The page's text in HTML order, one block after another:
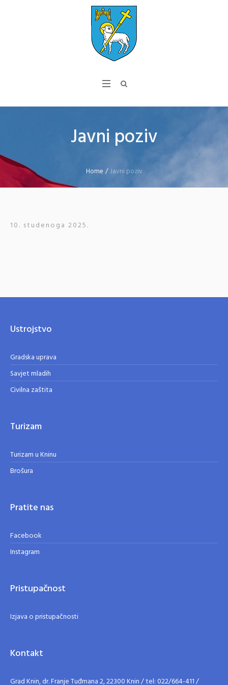
Javni poziv
Home /Javni poziv
10. studenoga 2025.
Ustrojstvo
Gradska uprava
Savjet mladih
Civilna zaštita
Turizam
Turizam u Kninu
Brošura
Pratite nas
Facebook
Instagram
Pristupačnost
Izjava o pristupačnosti
Kontakt
Grad Knin, dr. Franje Tuđmana 2, 22300 Knin / tel: 022/664-411 /